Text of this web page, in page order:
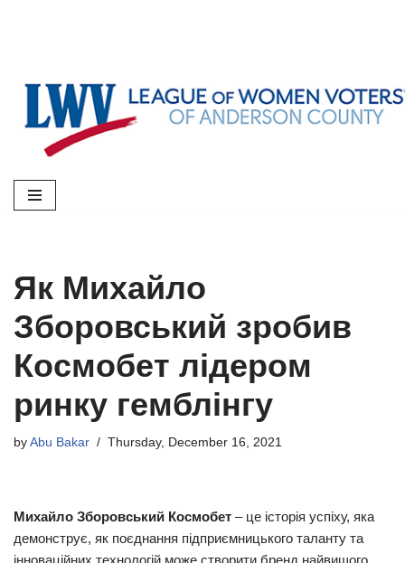
content
Як Михайло
Зборовський зробив
Космобет лідером
ринку гемблінгу
by Abu Bakar Thursday, December 16, 2021
Михайло Зборовський Космобет – це історія успіху, яка
демонструє, як поєднання підприємницького таланту та
інноваційних технологій може створити бренд найвищого